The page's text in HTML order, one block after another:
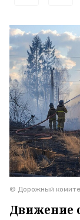
© Дорожный
Движение